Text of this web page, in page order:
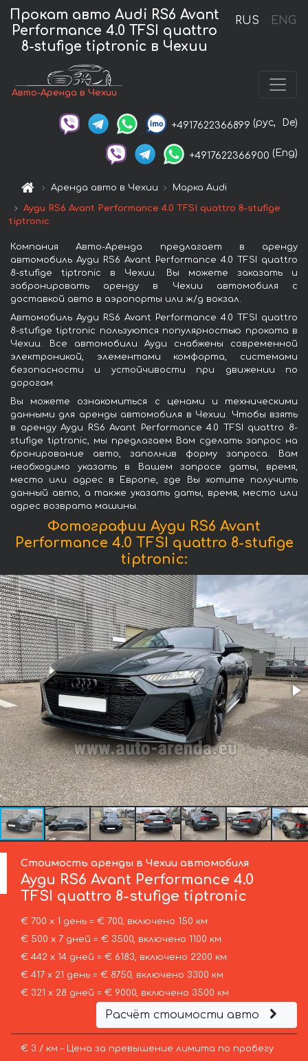
RUS ENG
Прокат авто Audi RS6 Avant
Performance 4.0 TFSI quattro
8-stufige tiptronic в Чехии
Авто-Аренда в Чехии
+4917622366899 (рус, De)
+4917622366900 (Eng)
Аренда авто в Чехии Марка Audi
Ауди RS6 Avant Performance 4.0 TFSI quattro 8-stufige
tiptronic
Компания Авто-Аренда предлагает в аренду
автомобиль Ауди RS6 Avant Performance 4.0 TFSI quattro
8-stufige tiptronic в Чехии. Вы можете заказать и
забронировать аренду в Чехии автомобиля с
доставкой авто в аэропорты или ж/д вокзал.
Автомобиль Ауди RS6 Avant Performance 4.0 TFSI quattro
8-stufige tiptronic пользуются популярностью проката в
Чехии. Все автомобили Ауди снабжены современной
электроникой, элементами комфорта, системами
безопасности и устойчивости при движении по
дорогам.
Вы можете ознакомиться с ценами и техническими
данными для аренды автомобиля в Чехии. Чтобы взять
в аренду Ауди RS6 Avant Performance 4.0 TFSI quattro 8-
stufige tiptronic, мы предлагаем Вам сделать запрос на
бронирование авто, заполнив форму запроса. Вам
необходимо указать в Вашем запросе даты, время,
место или адрес в Европе, где Вы хотите получить
данный авто, а также указать даты, время, место или
адрес возврата машины.
Фотографии Ауди RS6 Avant
Performance 4.0 TFSI quattro 8-stufige
tiptronic:
Стоимость аренды в Чехии автомобиля
Ауди RS6 Avant Performance 4.0
TFSI quattro 8-stufige tiptronic
€ 700 х 1 день = € 700, включено 150 км
€ 500 х 7 дней = € 3500, включено 1100 км
€ 442 х 14 дней = € 6183, включено 2200 км
€ 417 х 21 день = € 8750, включено 3300 км
€ 321 х 28 дней = € 9000, включено 3500 км
Расчёт стоимости авто
€ 3 / км – Цена за превышение лимита по пробегу